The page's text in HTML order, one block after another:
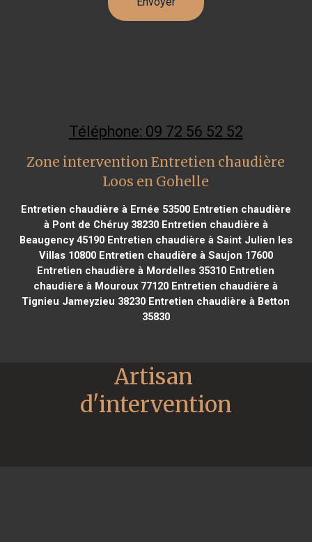
Téléphone: 09 72 56 52 52
Zone intervention Entretien chaudière
Loos en Gohelle
Entretien chaudière à Ernée 53500Entretien chaudière
à Pont de Chéruy 38230Entretien chaudière à
Beaugency 45190Entretien chaudière à Saint Julien les
Villas 10800Entretien chaudière à Saujon 17600
Entretien chaudière à Mordelles 35310 Entretien
chaudière à Mouroux 77120 Entretien chaudière à
Tignieu Jameyzieu 38230 Entretien chaudière à Betton
35830
Artisan
d'intervention